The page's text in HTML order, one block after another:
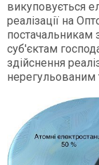
викуповується
реалізації на
постачальникам
суб'єктам
здійснення
нерегульованим